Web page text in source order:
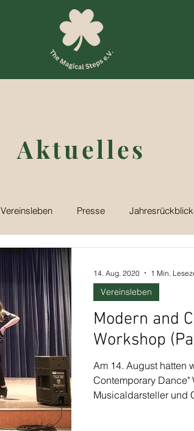
Aktuelles
Vereinsleben Presse
Modern and
Workshop
Am 14. August hatten
Contemporary Dance"
Musicaldarsteller und
Vereinsleben
14. Aug. 2020 1 Min.